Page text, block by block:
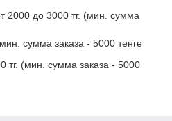
2000 до 3000 тг. (мин. сумма
сумма заказа - 5000 тенге
тг. (мин. сумма заказа - 5000